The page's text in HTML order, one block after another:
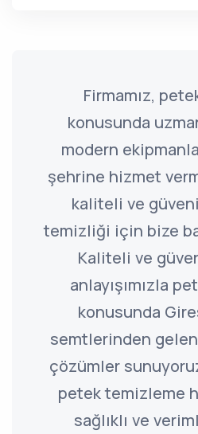
Firmamız,
konusunda
modern
şehrine hizmet
kaliteli ve
temizliği için bize
Kaliteli ve
anlayışımızla
konusunda
semtlerinden
çözümler
petek temizleme
sağlıklı ve